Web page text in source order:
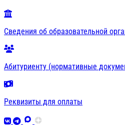
Сведения об образовательной
Абитуриенту (нормативные
Реквизиты для оплаты